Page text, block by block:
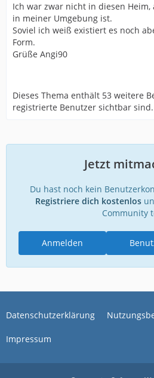
Ich war zwar nicht in diesen Heim,
in meiner Umgebung ist.
Soviel ich weiß existiert es noch
Form.
Grüße Angi90
Dieses Thema enthält 53 weitere
registrierte Benutzer sichtbar sind.
Jetzt
Du hast noch kein
Registriere dich kostenlos
Community
Anmelden
Datenschutzerklärung
Impressum